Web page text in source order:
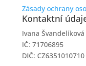
Zásady ochrany
Kontaktní
Ivana Švandelíková
IČ: 71706895
DIČ: CZ6351010710